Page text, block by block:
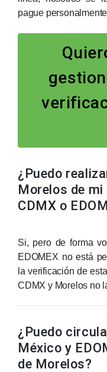
pague
¿Puedo
Morelos de
CDMX o
Si, pero de forma
EDOMEX no está
la verificación de
CDMX y Morelos no
¿Puedo
México y
de Morelos?